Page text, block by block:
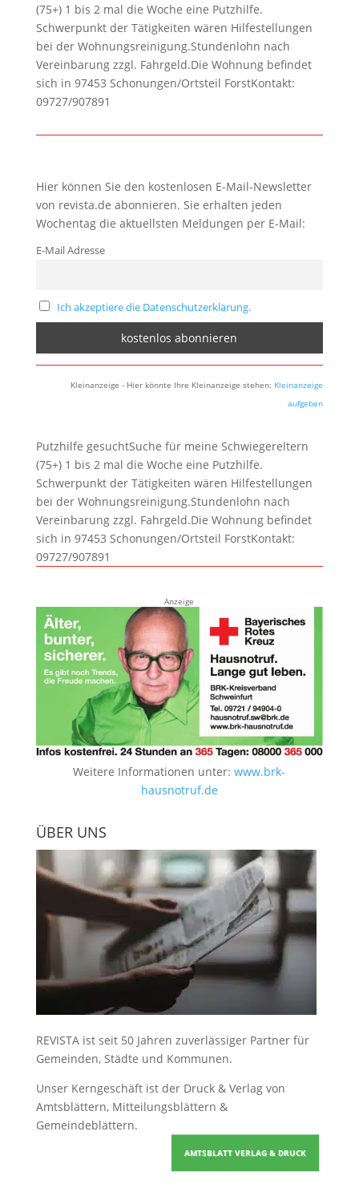
(75+) 1 bis 2 mal die Woche eine Putzhilfe.
Schwerpunkt der Tätigkeiten wären Hilfestellungen
bei der Wohnungsreinigung.Stundenlohn nach
Vereinbarung zzgl. Fahrgeld.Die Wohnung befindet
sich in 97453 Schonungen/Ortsteil ForstKontakt:
09727/907891
Hier können Sie den kostenlosen E-Mail-Newsletter
von revista.de abonnieren. Sie erhalten jeden
Wochentag die aktuellsten Meldungen per E-Mail:
E-Mail Adresse
Ich akzeptiere die Datenschutzerklärung.
Kleinanzeige - Hier könnte Ihre Kleinanzeige stehen: Kleinanzeige
aufgeben
Putzhilfe gesuchtSuche für meine Schwiegereltern
(75+) 1 bis 2 mal die Woche eine Putzhilfe.
Schwerpunkt der Tätigkeiten wären Hilfestellungen
bei der Wohnungsreinigung.Stundenlohn nach
Vereinbarung zzgl. Fahrgeld.Die Wohnung befindet
sich in 97453 Schonungen/Ortsteil ForstKontakt:
09727/907891
Anzeige
Weitere Informationen unter:www.brk-
hausnotruf.de
ÜBER UNS
REVISTA ist seit 50 Jahren zuverlässiger Partner für
Gemeinden, Städte und Kommunen.
Unser Kerngeschäft ist der Druck & Verlag von
Amtsblättern, Mitteilungsblättern &
Gemeindeblättern.
AMTSBLATT VERLAG & DRUCK